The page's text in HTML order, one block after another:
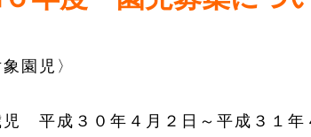
象園児〉
児 平成３０年４月２日～平成３１年